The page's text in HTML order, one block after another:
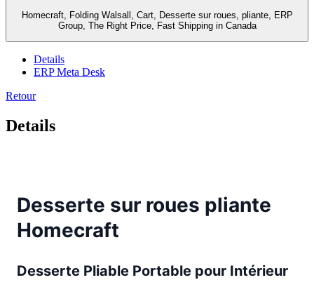
Homecraft, Folding Walsall, Cart, Desserte sur roues, pliante, ERP
Group, The Right Price, Fast Shipping in Canada
Details
ERP Meta Desk
Retour
Details
Desserte sur roues pliante
Homecraft
Desserte Pliable Portable pour Intérieur